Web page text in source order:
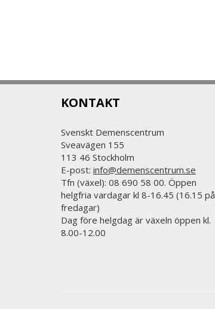
KONTAKT
Svenskt Demenscentrum
Sveavägen 155
113 46 Stockholm
E-post: info@demenscentrum.se
Tfn (växel): 08 690 58 00. Öppen
helgfria vardagar kl 8-16.45 (16.15 på
fredagar)
Dag före helgdag är växeln öppen kl.
8.00-12.00